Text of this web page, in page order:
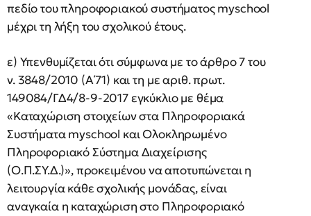
πεδίο του πληροφοριακού συστήματος myschool
μέχρι τη λήξη του σχολικού έτους.
ε) Υπενθυμίζεται ότι σύμφωνα με το άρθρο 7 του
ν. 3848/2010 (Α΄71) και τη με αριθ. πρωτ.
149084/ΓΔ4/8-9-2017 εγκύκλιο με θέμα
«Καταχώριση στοιχείων στα Πληροφοριακά
Συστήματα myschool και Ολοκληρωμένο
Πληροφοριακό Σύστημα Διαχείρισης
(Ο.Π.ΣΥ.Δ.)», προκειμένου να αποτυπώνεται η
λειτουργία κάθε σχολικής μονάδας, είναι
αναγκαία η καταχώριση στο Πληροφοριακό